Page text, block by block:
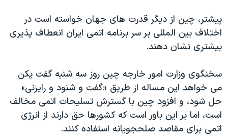
پیشتر، چین از دیگر قدرت های جهان خواسته است در
اختلاف بین المللی بر سر برنامه اتمی ایران انعطاف پذیری
بیشتری نشان دهند.
سخنگوی وزارت امور خارجه چین روز سه شنبه گفت پکن
می خواهد این مساله از طریق «گفت و شنود و رایزنی»
حل شود، و افزود چین با گسترش تسلیحات اتمی مخالف
است، اما بر این باور است که کشورها حق دارند از انرژی
اتمی برای مقاصد صلحجویانه استفاده کنند.